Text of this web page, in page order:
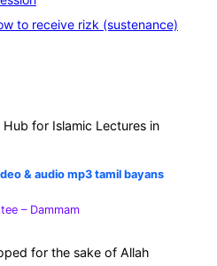
to receive rizk (sustenance)
Hub for Islamic Lectures in
& audio mp3 tamil bayans
– Dammam
for the sake of Allah